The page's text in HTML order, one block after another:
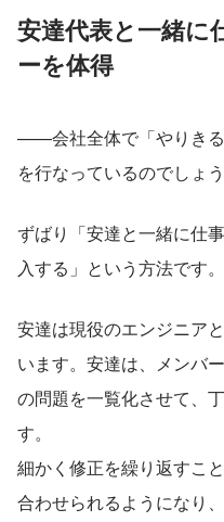
安達代表と一緒に
ーを体得
——会社全体で「やりき
を行なっているのでしょう
ずばり「安達と一緒に仕
入する」という方法です。
安達は現役のエンジニア
います。安達は、メンバ
の問題を一覧化させて、
す。
細かく修正を繰り返すこ
合わせられるようになり